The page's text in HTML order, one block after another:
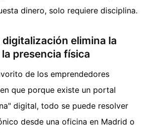
dinero, solo requiere disciplina.
digitalización elimina la
presencia física
de los emprendedores
que porque existe un portal
digital, todo se puede resolver
desde una oficina en Madrid o